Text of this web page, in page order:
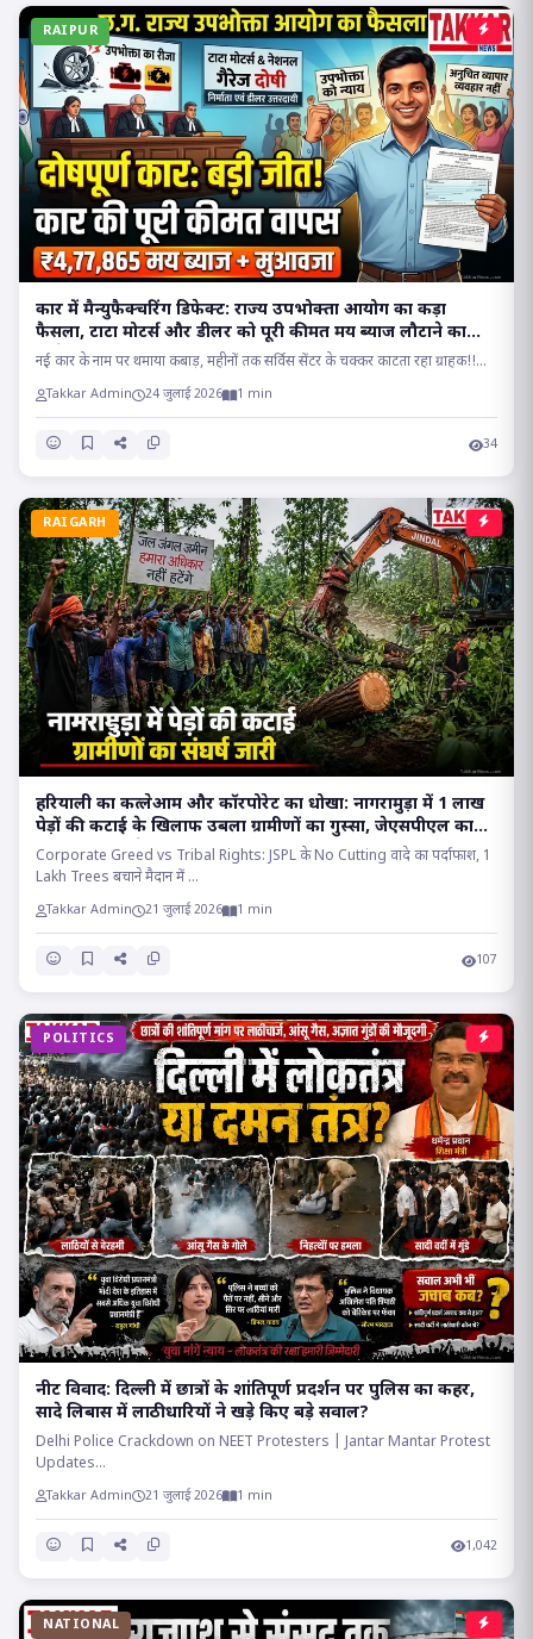
RAIPUR
कार में मैन्युफैक्चरिंग डिफेक्ट: राज्य उपभोक्ता आयोग का कड़ा
फैसला, टाटा मोटर्स और डीलर को पूरी कीमत मय ब्याज लौटाने का
आदेश..
नई कार के नाम पर थमाया कबाड़, महीनों तक सर्विस सेंटर के चक्कर काटता रहा ग्राहक!!...
Takkar Admin 24 जुलाई 2026 1 min
34
RAIGARH
हरियाली का कत्लेआम और कॉरपोरेट का धोखा: नागरामुड़ा में 1 लाख
पेड़ों की कटाई के खिलाफ उबला ग्रामीणों का गुस्सा, जेएसपीएल का
वादा निकला सफेद झूठ!!
Corporate Greed vs Tribal Rights: JSPL के No Cutting वादे का पर्दाफाश, 1
Lakh Trees बचाने मैदान में ...
Takkar Admin 21 जुलाई 2026 1 min
107
POLITICS
​नीट विवाद: दिल्ली में छात्रों के शांतिपूर्ण प्रदर्शन पर पुलिस का कहर,
सादे लिबास में लाठीधारियों ने खड़े किए बड़े सवाल?
Delhi Police Crackdown on NEET Protesters | Jantar Mantar Protest
Updates...
Takkar Admin 21 जुलाई 2026 1 min
1,042
NATIONAL